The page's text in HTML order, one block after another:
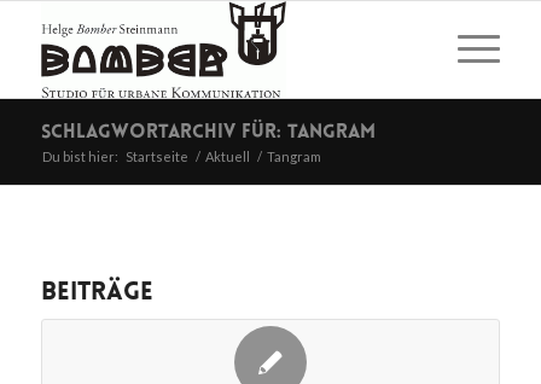
Schlagwortarchiv für: Tangram
Du bist hier: Startseite / Aktuell / Tangram
Beiträge